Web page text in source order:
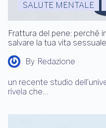
SALUTE MENTALE
Frattura del pene: perché
salvare la tua vita
By Redazione
un recente studio
rivela che…